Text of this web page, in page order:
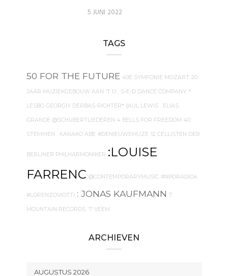
5 JUNI 2022
TAGS
50 FOR THE FUTURE 40E SYMFONIE MOZART 20
JAAR MUZIEKGEBOUW AAN 'T IJ . S-E-D DANCE COMPANY *
LESBO GEORGIY DERBAS-RICHTER* {AUL LEWIS . ELIAS
GRANDE @SCHUBERTLIEDEREN 4 BELLS FOR FREEDOM 40
STEMMEN . KANAKO ABE #DENIEUWEMUZE 12 CELLISTEN DER
BERLINER PHILHARMONIKER :LOUISE
FARRENC @CONTEMPORARYMUSIC #NPORADIO4
#LORENZOVIOTTI : JONAS KAUFMANN 7
MOUNTAIN RECORDS 'T VEEM
ARCHIEVEN
AUGUSTUS 2026